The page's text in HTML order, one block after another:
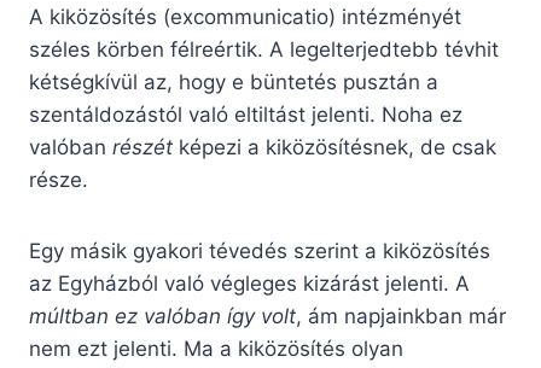
A kiközösítés (excommunicatio) intézményét
széles körben félreértik. A legelterjedtebb tévhit
kétségkívül az, hogy e büntetés pusztán a
szentáldozástól való eltiltást jelenti. Noha ez
valóban részét képezi a kiközösítésnek, de csak
része.
Egy másik gyakori tévedés szerint a kiközösítés
az Egyházból való végleges kizárást jelenti. A
múltban ez valóban így volt, ám napjainkban már
nem ezt jelenti. Ma a kiközösítés olyan